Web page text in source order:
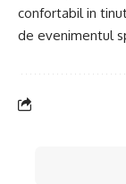
confortabil in
de evenimentul